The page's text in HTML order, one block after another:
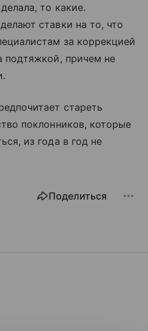
то какие.
ставки на то, что
за коррекцией
подтяжкой, причем не
стареть
поклонников, которые
из года в год не
Поделиться